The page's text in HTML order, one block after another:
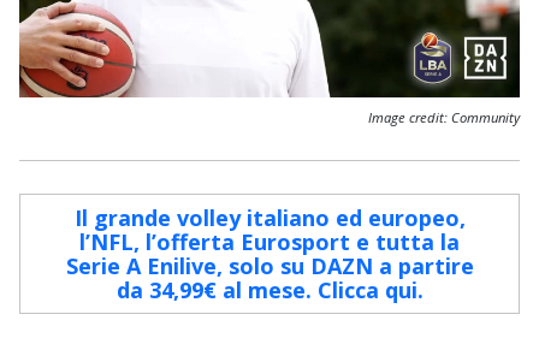
Image credit: Community
Il grande volley italiano ed europeo,
l’NFL, l’offerta Eurosport e tutta la
Serie A Enilive, solo su DAZN a partire
da 34,99€ al mese. Clicca qui.